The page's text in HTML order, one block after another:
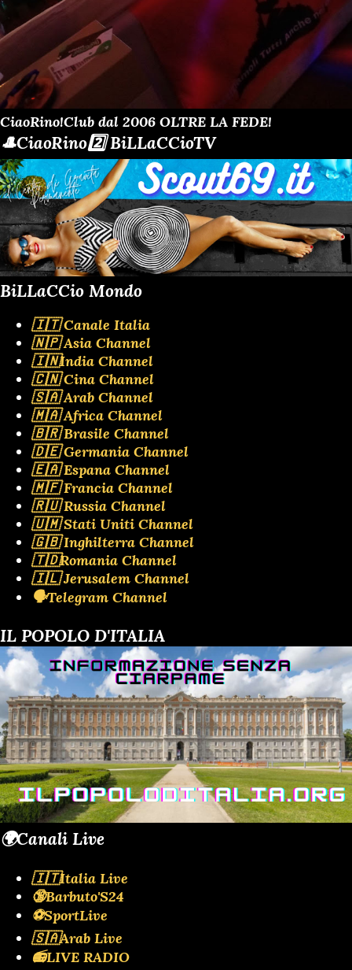
CiaoRino!Club dal 2006 OLTRE LA FEDE!
🎩CiaoRino2️⃣ BiLLaCCioTV
BiLLaCCio Mondo
🇮🇹 Canale Italia
🇳🇵 Asia Channel
🇮🇳India Channel
🇨🇳 Cina Channel
🇸🇦 Arab Channel
🇲🇦 Africa Channel
🇧🇷 Brasile Channel
🇩🇪 Germania Channel
🇪🇦 Espana Channel
🇲🇫 Francia Channel
🇷🇺 Russia Channel
🇺🇲 Stati Uniti Channel
🇬🇧 Inghilterra Channel
🇹🇩Romania Channel
🇮🇱 Jerusalem Channel
🗣️Telegram Channel
IL POPOLO D'ITALIA
🌍Canali Live
🇮🇹Italia Live
🔞Barbuto'S24
⚽SportLive
🇸🇦Arab Live
📻LIVE RADIO